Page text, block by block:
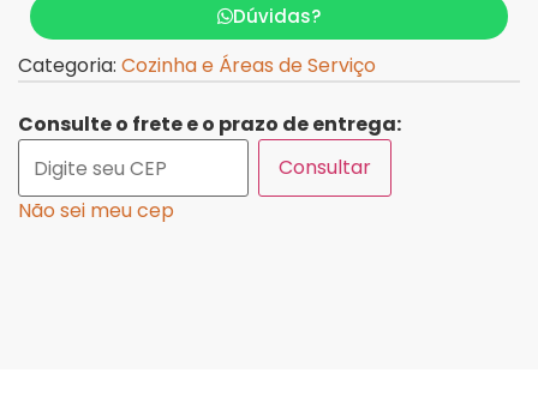
Dúvidas?
Categoria: Cozinha e Áreas de Serviço
Consulte o frete e o prazo de entrega:
Consultar
Não sei meu cep